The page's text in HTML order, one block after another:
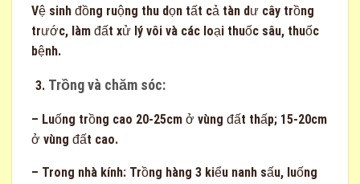
Vệ sinh đồng ruộng thu dọn tất cả tàn dư cây trồng
trước, làm đất xử lý vôi và các loại thuốc sâu, thuốc
bệnh.
Trồng và chăm sóc:
– Luống trồng cao 20-25cm ở vùng đất thấp; 15-20cm
ở vùng đất cao.
– Trong nhà kính: Trồng hàng 3 kiểu nanh sấu, luống